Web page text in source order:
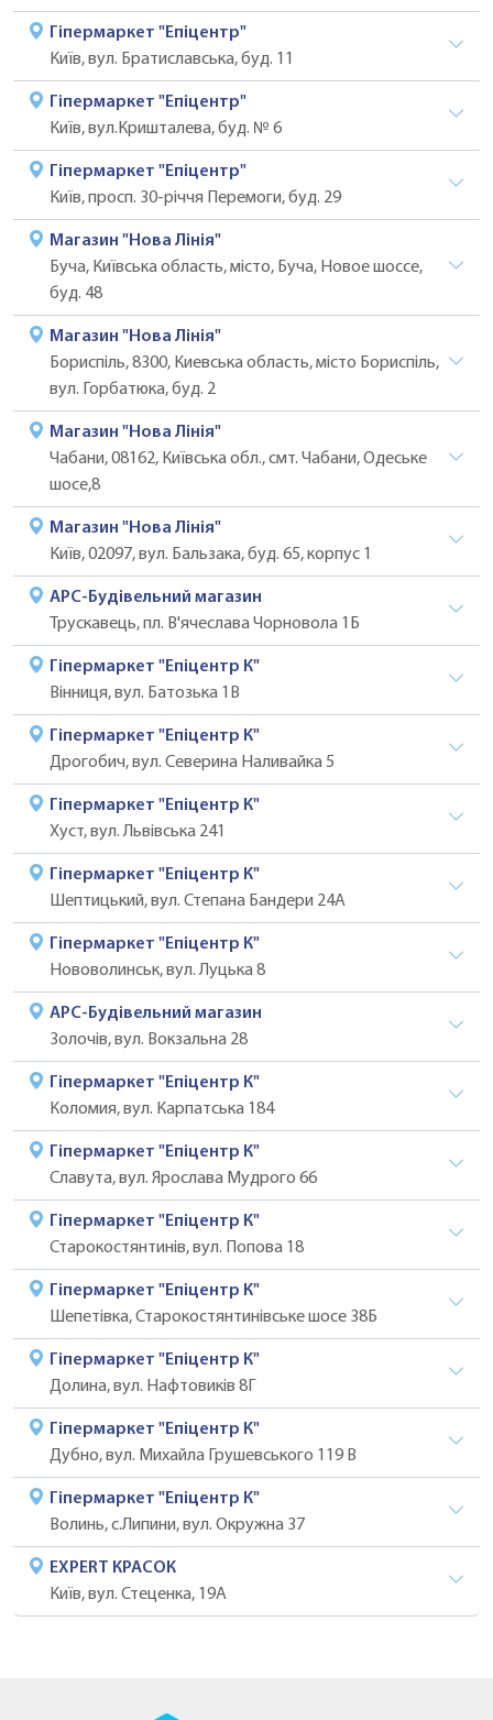
Гіпермаркет "Епіцентр"
Київ, вул. Братиславська, буд. 11
Гіпермаркет "Епіцентр"
Київ, вул.Кришталева, буд. № 6
Гіпермаркет "Епіцентр"
Київ, просп. 30-річчя Перемоги, буд. 29
Магазин "Нова Лінія"
Буча, Київська область, місто, Буча, Новое шоссе,
буд. 48
Магазин "Нова Лінія"
Бориспіль, 8300, Киевська область, місто Бориспіль,
вул. Горбатюка, буд. 2
Магазин "Нова Лінія"
Чабани, 08162, Київська обл., смт. Чабани, Одеське
шосе,8
Магазин "Нова Лінія"
Київ, 02097, вул. Бальзака, буд. 65, корпус 1
АРС-Будівельний магазин
Трускавець, пл. В'ячеслава Чорновола 1Б
Гіпермаркет "Епіцентр К"
Вінниця, вул. Батозька 1В
Гіпермаркет "Епіцентр К"
Дрогобич, вул. Северина Наливайка 5
Гіпермаркет "Епіцентр К"
Хуст, вул. Львівська 241
Гіпермаркет "Епіцентр К"
Шептицький, вул. Степана Бандери 24А
Гіпермаркет "Епіцентр К"
Нововолинськ, вул. Луцька 8
АРС-Будівельний магазин
Золочів, вул. Вокзальна 28
Гіпермаркет "Епіцентр К"
Коломия, вул. Карпатська 184
Гіпермаркет "Епіцентр К"
Славута, вул. Ярослава Мудрого 66
Гіпермаркет "Епіцентр К"
Старокостянтинів, вул. Попова 18
Гіпермаркет "Епіцентр К"
Шепетівка, Старокостянтинівське шосе 38Б
Гіпермаркет "Епіцентр К"
Долина, вул. Нафтовиків 8Г
Гіпермаркет "Епіцентр К"
Дубно, вул. Михайла Грушевського 119 В
Гіпермаркет "Епіцентр К"
Волинь, с.Липини, вул. Окружна 37
EXPERT КРАСОК
Київ, вул. Стеценка, 19А